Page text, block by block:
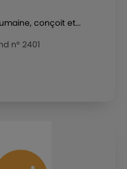
conçoit et...
n° 2401